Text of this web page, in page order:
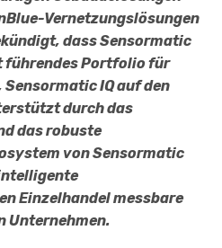
Vernetzungslösungen
dass Sensormatic
führendes Portfolio für
IQ auf den
durch das
das robuste
von Sensormatic
Einzelhandel messbare
Unternehmen.